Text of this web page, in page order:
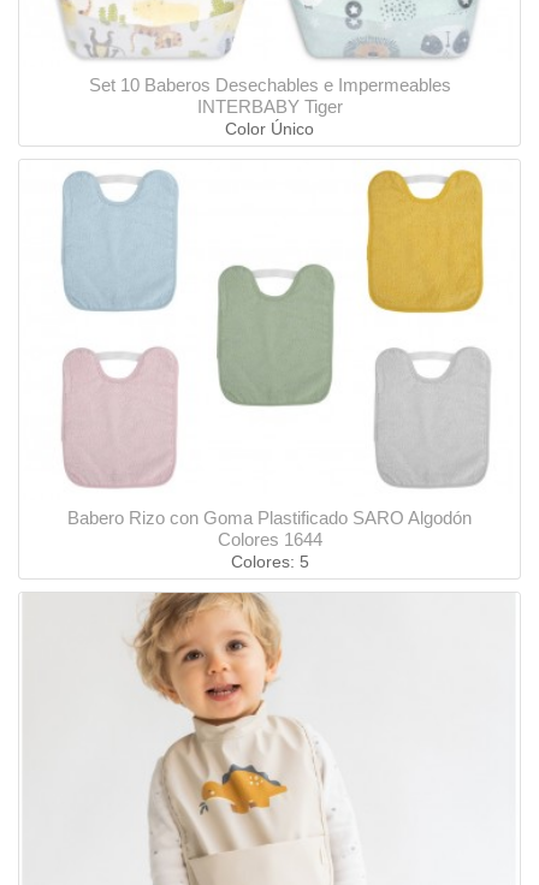
Set 10 Baberos Desechables e Impermeables
INTERBABY Tiger
Color Único
Babero Rizo con Goma Plastificado SARO Algodón
Colores 1644
Colores: 5